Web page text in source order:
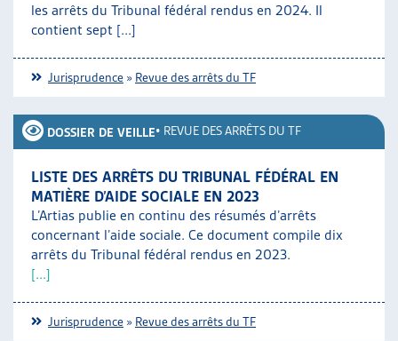
les arrêts du Tribunal fédéral rendus en 2024. Il
contient sept [...]
Jurisprudence » Revue des arrêts du TF
DOSSIER DE VEILLE• REVUE DES ARRÊTS DU TF
LISTE DES ARRÊTS DU TRIBUNAL FÉDÉRAL EN
MATIÈRE D’AIDE SOCIALE EN 2023
L’Artias publie en continu des résumés d’arrêts
concernant l’aide sociale. Ce document compile dix
arrêts du Tribunal fédéral rendus en 2023.
[...]
Jurisprudence » Revue des arrêts du TF